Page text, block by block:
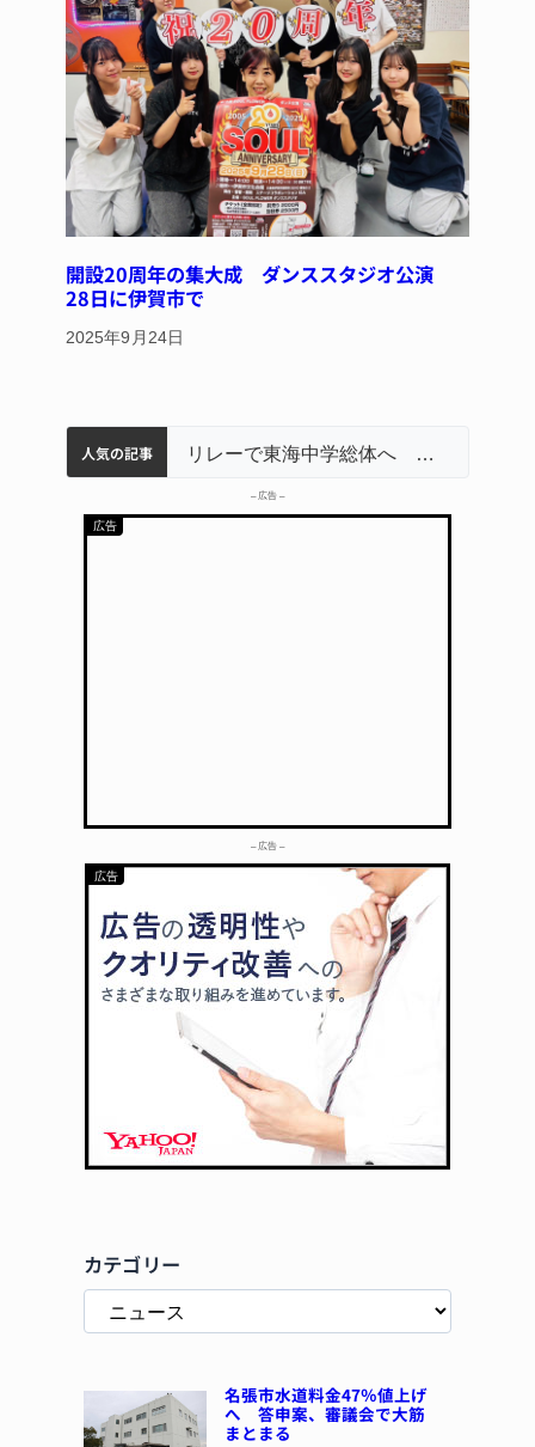
開設20周年の集大成 ダンススタジオ公演
28日に伊賀市で
2025年9月24日
人気の記事
中学校の陶壁モニュメント 地元建設会社がボランティアで清掃 伊賀
名張市立病院のDMAT、熊本地震の被災地へ 能登以来3回目の派遣
【インターハイ⑨】ソフトテニス ミス減らし上位狙う 近大高専 リレーで東海中学総体へ 伊賀・名張
– 広告 –
– 広告 –
カテゴリー
名張市水道料金47％値上げ
へ 答申案、審議会で大筋
まとまる